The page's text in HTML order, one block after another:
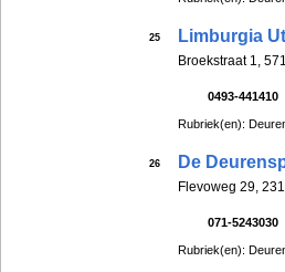
25 Limburgia
Broekstraat 1,
0493-441410
Rubriek(en):
26 De
Flevoweg 29,
071-5243030
Rubriek(en):